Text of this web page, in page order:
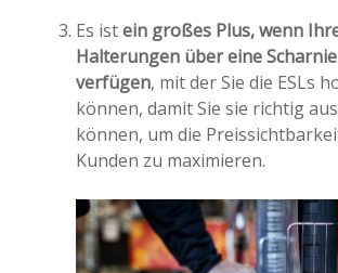
Es istein großes Plus, wenn
Halterungen über eine
verfügen, mit der Sie die ESLs
können, damit Sie sie richtig
können, um die
Kunden zu maximieren.